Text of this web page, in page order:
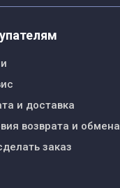
и доставка
возврата и обмена
заказ